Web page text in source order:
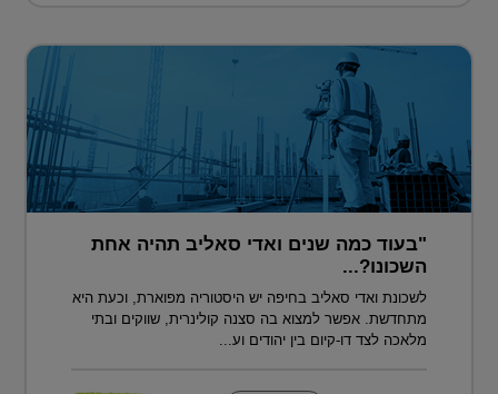
"בעוד כמה שנים ואדי סאליב תהיה אחת
השכונו?...
לשכונת ואדי סאליב בחיפה יש היסטוריה מפוארת, וכעת היא
מתחדשת. אפשר למצוא בה סצנה קולינרית, שווקים ובתי
מלאכה לצד דו-קיום בין יהודים וע...